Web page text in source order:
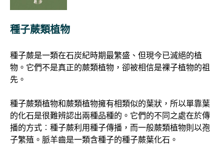
種子蕨類植物
種子蕨是一類在石炭紀時期最繁盛、但現今已滅絕的植
物。它們不是真正的蕨類植物，卻被相信是裸子植物的祖
先。
種子蕨類植物和蕨類植物擁有相類似的葉狀，所以單靠葉
的化石是很難辨認出兩種品種的。它們的不同之處在於傳
播的方式︰種子蕨利用種子傳播，而一般蕨類植物則以孢
子繁殖。脈羊齒是一類含種子的種子蕨葉化石。